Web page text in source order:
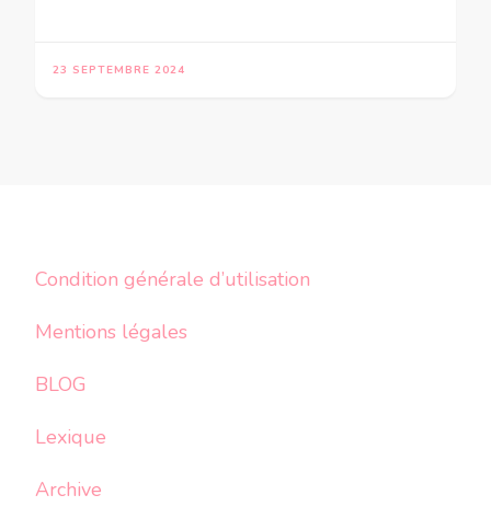
23 SEPTEMBRE 2024
Condition générale d’utilisation
Mentions légales
BLOG
Lexique
Archive